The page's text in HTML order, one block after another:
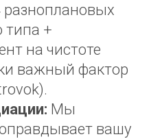
типа +
на чистоте
важный фактор
Мы
вашу